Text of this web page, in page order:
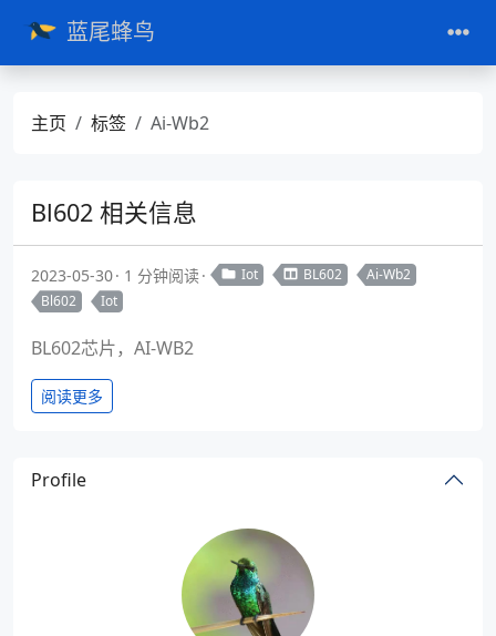
蓝尾蜂鸟
主页 标签 Ai-Wb2
Bl602 相关信息
2023-05-30 1 分钟阅读 Iot BL602
Ai-Wb2
Bl602
Iot
BL602芯片，AI-WB2
阅读更多
Profile